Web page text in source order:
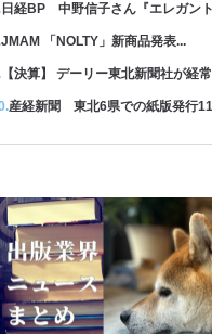
日経BP 中野信子さん『エレガン
JMAM 「NOLTY」新商品発表...
【決算】 デーリー東北新聞社が経
産経新聞 東北6県での紙版発行